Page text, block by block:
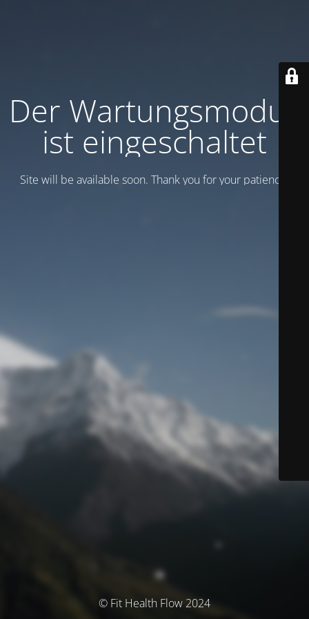
Der Wartungsmodus
ist eingeschaltet
Site will be available soon. Thank you for your patience!
© Fit Health Flow 2024